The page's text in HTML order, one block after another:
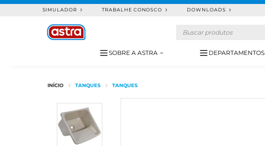
SIMULADOR TRABALHE CONOSCO DOWNLOADS
SOBRE A ASTRA DEPARTAMENTOS
TANQUES TANQUES